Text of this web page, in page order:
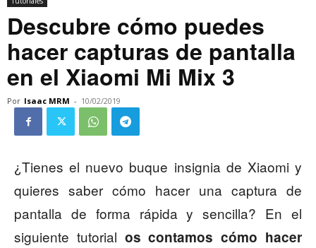
Descubre cómo puedes
hacer capturas de pantalla
en el Xiaomi Mi Mix 3
Por Isaac MRM - 10/02/2019
¿Tienes el nuevo buque insignia de Xiaomi y
quieres saber cómo hacer una captura de
pantalla de forma rápida y sencilla? En el
siguiente tutorial os contamos cómo hacer